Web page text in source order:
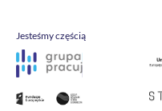
Jesteśmy częścią